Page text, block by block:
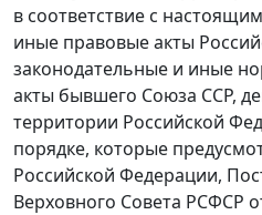
в соответствие с
иные правовые акты
законодательные и иные
акты бывшего Союза ССР,
территории Российской
порядке, которые
Российской Федерации,
Верховного Совета РСФСР